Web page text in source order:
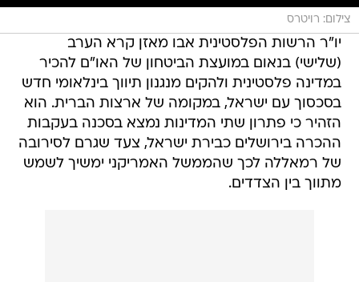
צילום: רויטרס
יו"ר הרשות הפלסטינית אבו מאזן קרא הערב
(שלישי) בנאום במועצת הביטחון של האו"ם להכיר
במדינה פלסטינית ולהקים מנגנון תיווך בינלאומי חדש
בסכסוך עם ישראל, במקומה של ארצות הברית. הוא
הזהיר כי פתרון שתי המדינות נמצא בסכנה בעקבות
ההכרה בירושלים כבירת ישראל, צעד שגרם לסירובה
של רמאללה לכך שהממשל האמריקני ימשיך לשמש
מתווך בין הצדדים.